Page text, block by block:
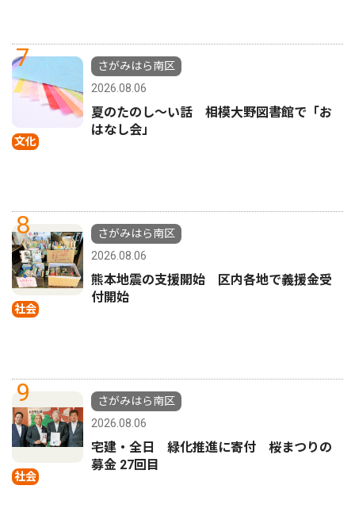
7
文化
さがみはら南区
2026.08.06
夏のたのし〜い話 相模大野図書館で「お
はなし会」
8
社会
さがみはら南区
2026.08.06
熊本地震の支援開始 区内各地で義援金受
付開始
9
社会
さがみはら南区
2026.08.06
宅建・全日 緑化推進に寄付 桜まつりの
募金 27回目